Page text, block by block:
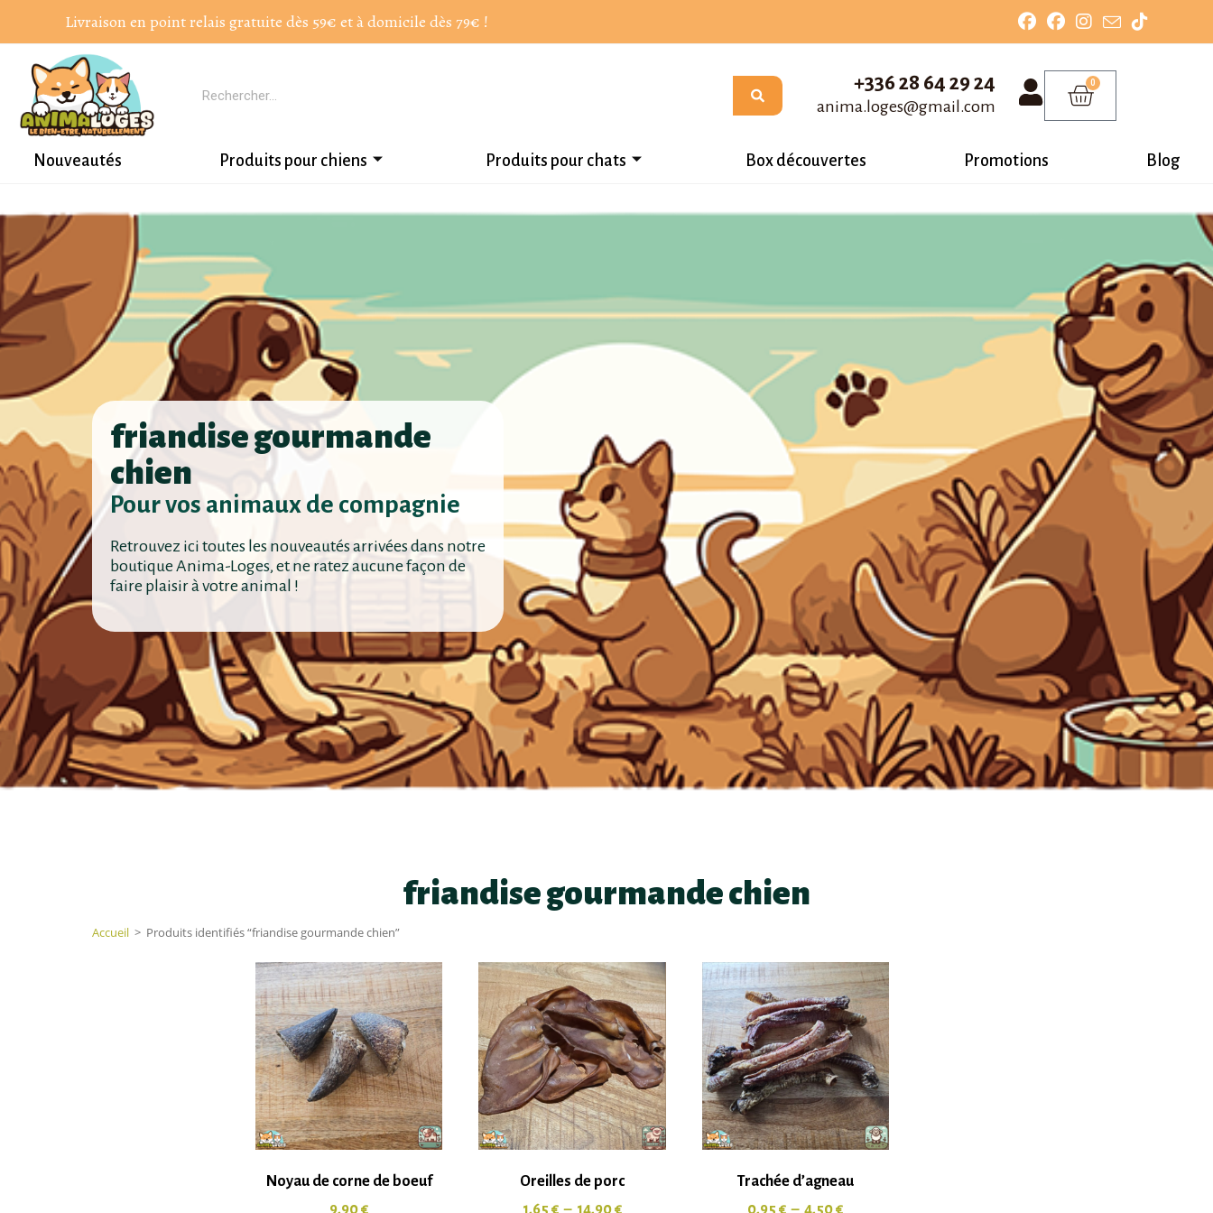
Livraison en point relais gratuite dès 59€ et à domicile dès 79€ !
+336 28 64 29 24
anima.loges@gmail.com
0
Nouveautés Produits pour chiens Produits pour chats Box découvertes Promotions Blog
friandise gourmande
chien
Pour vos animaux de compagnie
Retrouvez ici toutes les nouveautés arrivées dans notre
boutique Anima-Loges, et ne ratez aucune façon de
faire plaisir à votre animal !
friandise gourmande chien
Accueil > Produits identifiés “friandise gourmande chien”
Noyau de corne de boeuf
9,90€
Oreilles de porc
1,65 € – 14,90€
Trachée d’agneau
0,95€ – 4,50€